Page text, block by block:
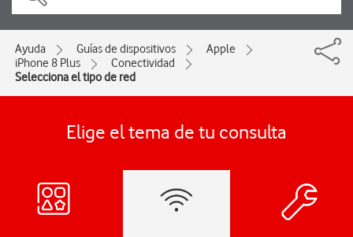
Ayuda Guías de dispositivos
Apple
iPhone 8 Plus
Conectividad
Selecciona el tipo de red
Elige el tema de tu consulta